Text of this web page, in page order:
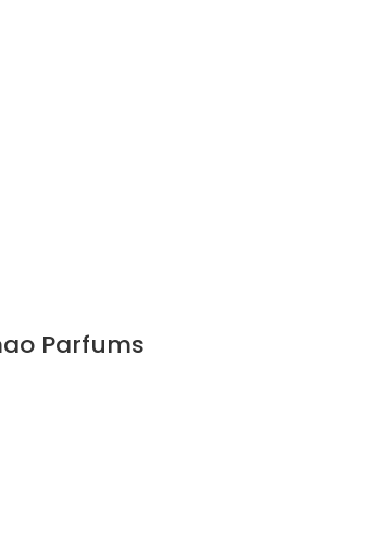
Parfums